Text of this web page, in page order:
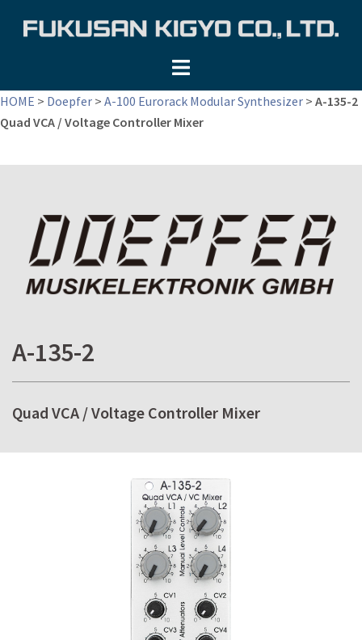
ツ
へ
HOME > Doepfer > A-100 Eurorack Modular Synthesizer > A-135-2
Quad VCA / Voltage Controller Mixer
A-135-2
Quad VCA / Voltage Controller Mixer